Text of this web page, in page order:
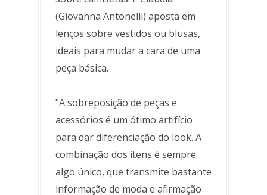
(Giovanna Antonelli) aposta em
lenços sobre vestidos ou blusas,
ideais para mudar a cara de uma
peça básica.
"A sobreposição de peças e
acessórios é um ótimo artifício
para dar diferenciação do look. A
combinação dos itens é sempre
algo único, que transmite bastante
informação de moda e afirmação